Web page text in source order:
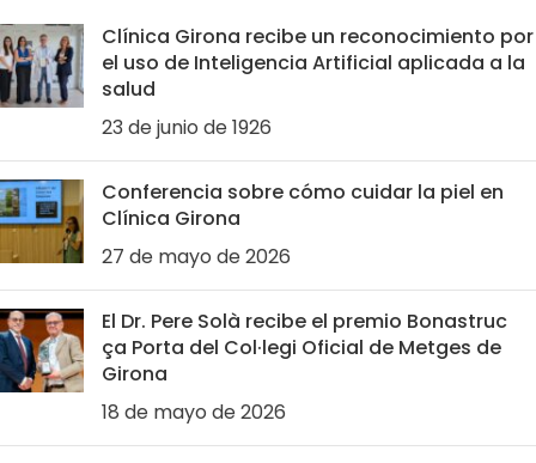
Clínica Girona recibe un reconocimiento por
el uso de Inteligencia Artificial aplicada a la
salud
23 de junio de 1926
Conferencia sobre cómo cuidar la piel en
Clínica Girona
27 de mayo de 2026
El Dr. Pere Solà recibe el premio Bonastruc
ça Porta del Col·legi Oficial de Metges de
Girona
18 de mayo de 2026